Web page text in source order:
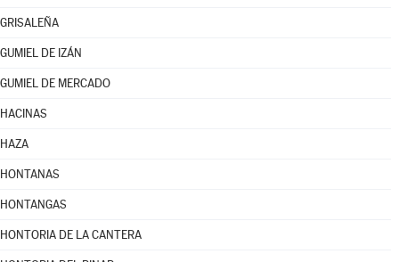
GRISALEÑA
GUMIEL DE IZÁN
GUMIEL DE MERCADO
HACINAS
HAZA
HONTANAS
HONTANGAS
HONTORIA DE LA CANTERA